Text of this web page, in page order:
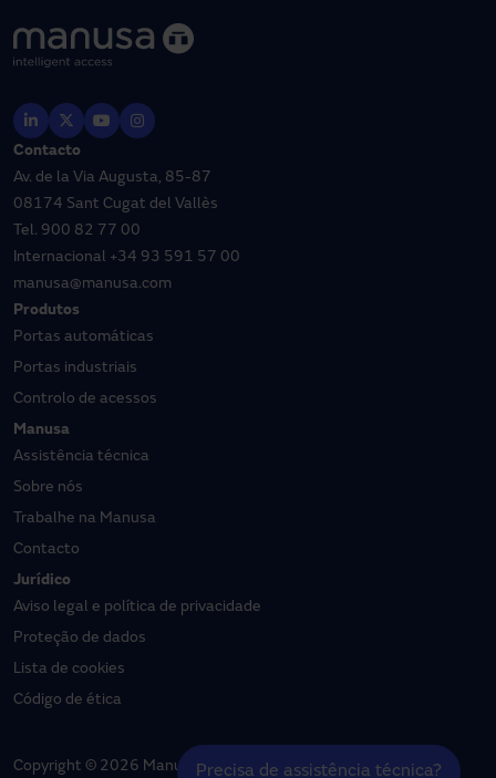
Precisa de assistência técnica?
Contacto
Av. de la Via Augusta, 85-87
08174 Sant Cugat del Vallès
Tel. 900 82 77 00
Internacional +34 93 591 57 00
manusa@manusa.com
Produtos
Portas automáticas
Portas industriais
Controlo de acessos
Manusa
Assistência técnica
Sobre nós
Trabalhe na Manusa
Contacto
Jurídico
Aviso legal e política de privacidade
Proteção de dados
Lista de cookies
Código de ética
Copyright © 2026 Manusa | Todos os direitos reservados